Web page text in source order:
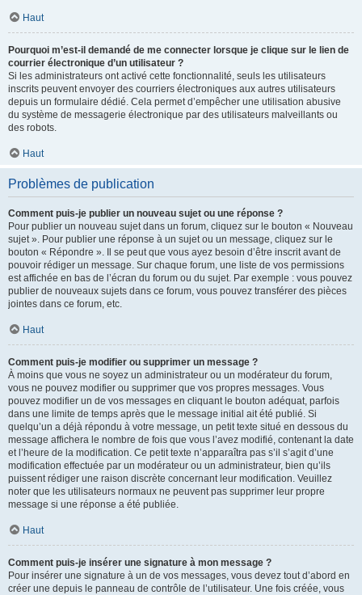
Haut
Pourquoi m’est-il demandé de me connecter lorsque je clique sur le lien de
courrier électronique d’un utilisateur ?
Si les administrateurs ont activé cette fonctionnalité, seuls les utilisateurs
inscrits peuvent envoyer des courriers électroniques aux autres utilisateurs
depuis un formulaire dédié. Cela permet d’empêcher une utilisation abusive
du système de messagerie électronique par des utilisateurs malveillants ou
des robots.
Haut
Problèmes de publication
Comment puis-je publier un nouveau sujet ou une réponse ?
Pour publier un nouveau sujet dans un forum, cliquez sur le bouton « Nouveau
sujet ». Pour publier une réponse à un sujet ou un message, cliquez sur le
bouton « Répondre ». Il se peut que vous ayez besoin d’être inscrit avant de
pouvoir rédiger un message. Sur chaque forum, une liste de vos permissions
est affichée en bas de l’écran du forum ou du sujet. Par exemple : vous pouvez
publier de nouveaux sujets dans ce forum, vous pouvez transférer des pièces
jointes dans ce forum, etc.
Haut
Comment puis-je modifier ou supprimer un message ?
À moins que vous ne soyez un administrateur ou un modérateur du forum,
vous ne pouvez modifier ou supprimer que vos propres messages. Vous
pouvez modifier un de vos messages en cliquant le bouton adéquat, parfois
dans une limite de temps après que le message initial ait été publié. Si
quelqu’un a déjà répondu à votre message, un petit texte situé en dessous du
message affichera le nombre de fois que vous l’avez modifié, contenant la date
et l’heure de la modification. Ce petit texte n’apparaîtra pas s’il s’agit d’une
modification effectuée par un modérateur ou un administrateur, bien qu’ils
puissent rédiger une raison discrète concernant leur modification. Veuillez
noter que les utilisateurs normaux ne peuvent pas supprimer leur propre
message si une réponse a été publiée.
Haut
Comment puis-je insérer une signature à mon message ?
Pour insérer une signature à un de vos messages, vous devez tout d’abord en
créer une depuis le panneau de contrôle de l’utilisateur. Une fois créée, vous